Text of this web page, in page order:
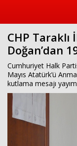
CHP Taraklı
Doğan’dan
Cumhuriyet Halk
Mayıs Atatürk’ü
kutlama mesajı